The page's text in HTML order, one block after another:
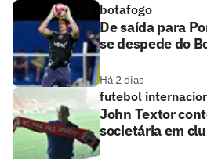
botafogo
De saída para
se despede do
Há 2 dias
futebol
John Textor
societária em